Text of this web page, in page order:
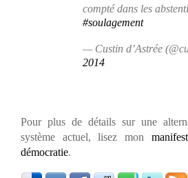
compté dans les
#soulagement
— Custin d’Astrée
2014
Pour plus de détails sur une
système actuel, lisez mon
démocratie.